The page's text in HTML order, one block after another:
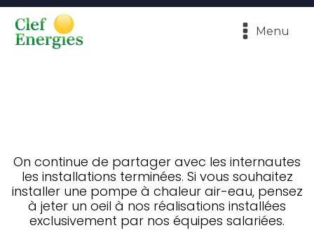
Menu
On continue de partager avec les internautes
les installations terminées. Si vous souhaitez
installer une pompe à chaleur air-eau, pensez
à jeter un oeil à nos réalisations installées
exclusivement par nos équipes salariées.